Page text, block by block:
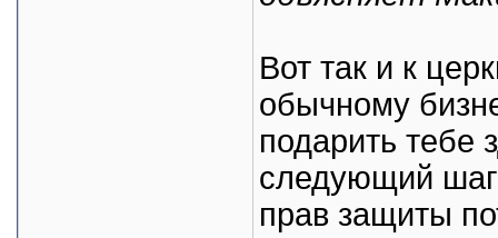
Вот так и к
обычному
подарить тебе
следующий
прав защиты